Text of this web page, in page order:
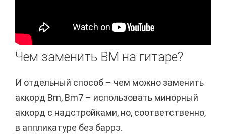
Чем заменить BM на гитаре?
И отдельный способ – чем можно заменить
аккорд Bm, Bm7 – использовать минорный
аккорд с надстройками, но, соответственно,
в аппликатуре без баррэ.